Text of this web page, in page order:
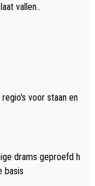
vallen..
voor staan en
drams geproefd h
basis